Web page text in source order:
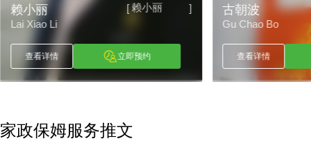
[ 赖小丽 ]
赖小丽
Lai Xiao Li
查看详情 立即预约
古朝波
Gu Chao Bo
查看详情
家政保姆服务推文